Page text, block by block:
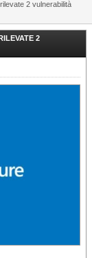
2 vulnerabilità
2